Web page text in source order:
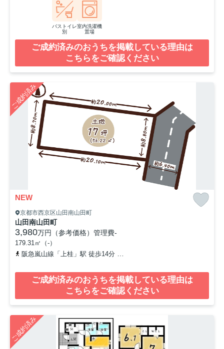
バストイレ
別
室内洗濯機
置場
ご成約済みのおうちを掲載している理由は
こちらをご確認ください
ご成約済み
NEW
京都市西京区山田南山田町
山田南山田町
3,980万円（参考価格） 管理費-
179.31㎡（-）
阪急嵐山線「上桂」駅 徒歩14分
ご成約済みのおうちを掲載している理由は
こちらをご確認ください
ご成約済み